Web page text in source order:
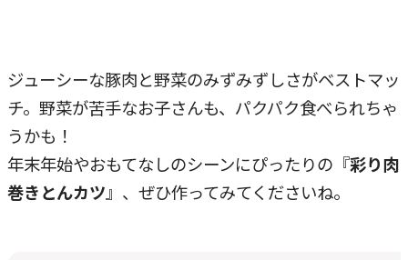
ジューシーな豚肉と野菜のみずみずしさがベストマッ
チ。野菜が苦手なお子さんも、パクパク食べられちゃ
うかも！
年末年始やおもてなしのシーンにぴったりの『彩り肉
巻きとんカツ』、ぜひ作ってみてくださいね。